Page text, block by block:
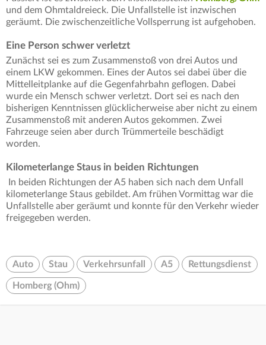
und dem Ohmtaldreieck. Die Unfallstelle ist inzwischen
geräumt. Die zwischenzeitliche Vollsperrung ist aufgehoben.
Eine Person schwer verletzt
Zunächst sei es zum Zusammenstoß von drei Autos und
einem LKW gekommen. Eines der Autos sei dabei über die
Mittelleitplanke auf die Gegenfahrbahn geflogen. Dabei
wurde ein Mensch schwer verletzt. Dort sei es nach den
bisherigen Kenntnissen glücklicherweise aber nicht zu einem
Zusammenstoß mit anderen Autos gekommen. Zwei
Fahrzeuge seien aber durch Trümmerteile beschädigt
worden.
Kilometerlange Staus in beiden Richtungen
In beiden Richtungen der A5 haben sich nach dem Unfall
kilometerlange Staus gebildet. Am frühen Vormittag war die
Unfallstelle aber geräumt und konnte für den Verkehr wieder
freigegeben werden.
Auto Stau Verkehrsunfall A5 Rettungsdienst
Homberg (Ohm)